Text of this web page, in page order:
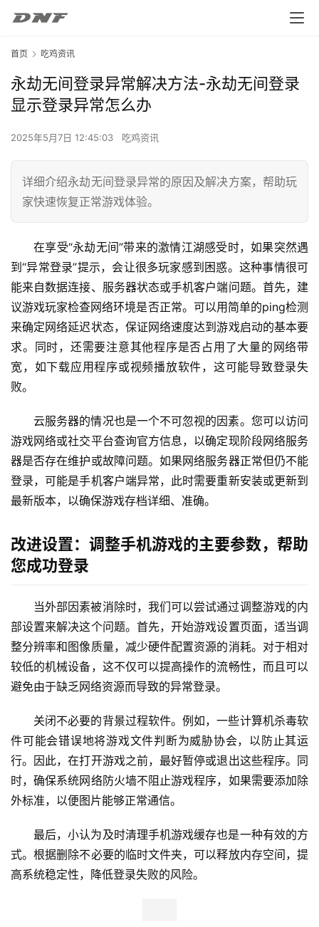
首页 吃鸡资讯
永劫无间登录异常解决方法-永劫无间登录
显示登录异常怎么办
2025年5月7日 12:45:03 吃鸡资讯
详细介绍永劫无间登录异常的原因及解决方案，帮助玩
家快速恢复正常游戏体验。
在享受“永劫无间”带来的激情江湖感受时，如果突然遇
到“异常登录”提示，会让很多玩家感到困惑。这种事情很可
能来自数据连接、服务器状态或手机客户端问题。首先，建
议游戏玩家检查网络环境是否正常。可以用简单的ping检测
来确定网络延迟状态，保证网络速度达到游戏启动的基本要
求。同时，还需要注意其他程序是否占用了大量的网络带
宽，如下载应用程序或视频播放软件，这可能导致登录失
败。
云服务器的情况也是一个不可忽视的因素。您可以访问
游戏网络或社交平台查询官方信息，以确定现阶段网络服务
器是否存在维护或故障问题。如果网络服务器正常但仍不能
登录，可能是手机客户端异常，此时需要重新安装或更新到
最新版本，以确保游戏存档详细、准确。
改进设置：调整手机游戏的主要参数，帮助
您成功登录
当外部因素被消除时，我们可以尝试通过调整游戏的内
部设置来解决这个问题。首先，开始游戏设置页面，适当调
整分辨率和图像质量，减少硬件配置资源的消耗。对于相对
较低的机械设备，这不仅可以提高操作的流畅性，而且可以
避免由于缺乏网络资源而导致的异常登录。
关闭不必要的背景过程软件。例如，一些计算机杀毒软
件可能会错误地将游戏文件判断为威胁协会，以防止其运
行。因此，在打开游戏之前，最好暂停或退出这些程序。同
时，确保系统网络防火墙不阻止游戏程序，如果需要添加除
外标准，以便图片能够正常通信。
最后，小认为及时清理手机游戏缓存也是一种有效的方
式。根据删除不必要的临时文件夹，可以释放内存空间，提
高系统稳定性，降低登录失败的风险。